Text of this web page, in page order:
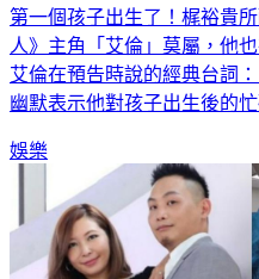
第一個孩子出生了！梶裕貴
人》主角「艾倫」莫屬，他
艾倫在預告時說的經典台詞
幽默表示他對孩子出生後的
娛樂